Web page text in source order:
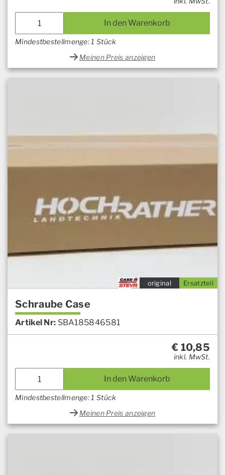
In den Warenkorb
Mindestbestellmenge: 1 Stück
Meinen Preis anzeigen
Ersatzteil
original
Schraube Case
Artikel Nr: SBA185846581
€ 10,85
inkl. MwSt.
In den Warenkorb
Mindestbestellmenge: 1 Stück
Meinen Preis anzeigen